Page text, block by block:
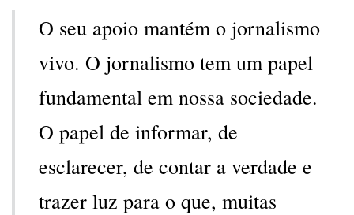
O seu apoio mantém o jornalismo
vivo. O jornalismo tem um papel
fundamental em nossa sociedade.
O papel de informar, de
esclarecer, de contar a verdade e
trazer luz para o que, muitas